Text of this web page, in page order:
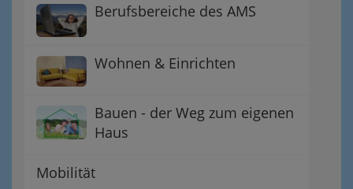
Berufsbereiche des AMS
Wohnen & Einrichten
Bauen - der Weg zum eigenen
Haus
Mobilität